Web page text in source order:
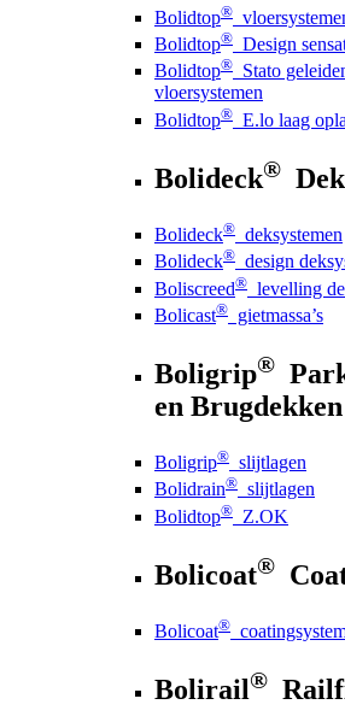
Bolidtop®
Bolidtop® Design
Bolidtop® Stato
vloersystemen
Bolidtop® E.lo laag
Bolideck®
Bolideck® deksystemen
Bolideck® design
Boliscreed® levelling
Bolicast® gietmassa’s
Boligrip®
en Brugdekken
Boligrip® slijtlagen
Bolidrain® slijtlagen
Bolidtop® Z.OK
Bolicoat®
Bolicoat®
Bolirail®